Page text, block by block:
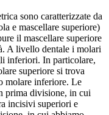
sono caratterizzate da
e mascellare superiore)
il mascellare superiore
A livello dentale i molari
inferiori. In particolare,
superiore si trova
molare inferiore. Le
prima divisione, in cui
incisivi superiori e